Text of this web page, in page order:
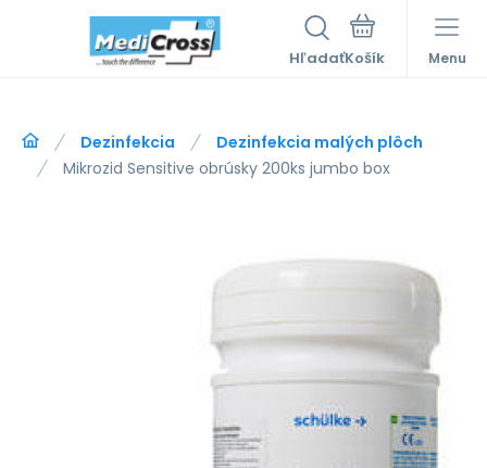
Hľadať Menu
Dezinfekcia
Dezinfekcia malých plôch
Mikrozid Sensitive obrúsky 200ks jumbo box